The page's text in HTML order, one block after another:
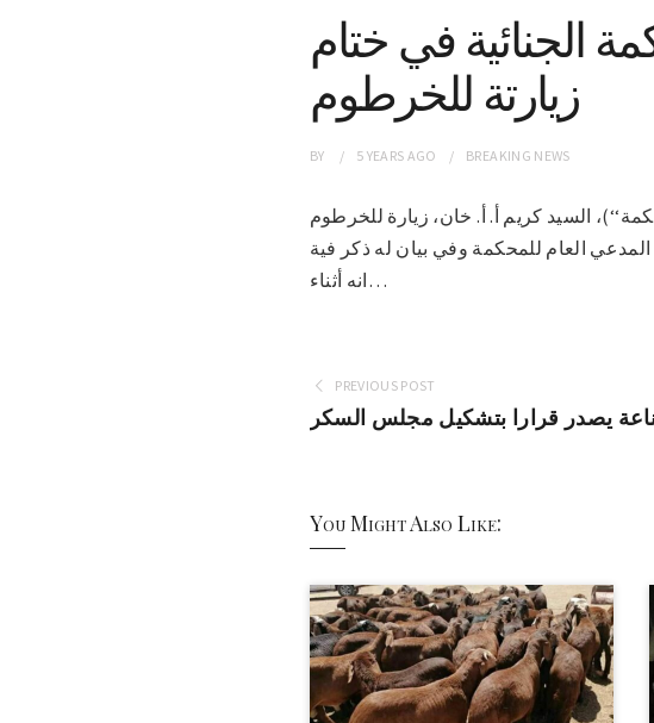
الجنائية في ختام
زيارتة للخرطوم
BY 5 YEARS AGO BREAKING NEWS
السيد كريم أ. أ. خان، زيارة للخرطوم
العام للمحكمة وفي بيان له ذكر فية
انه أثناء…
PREVIOUS POST
يصدر قرارا بتشكيل مجلس السكر
You Might Also Like: